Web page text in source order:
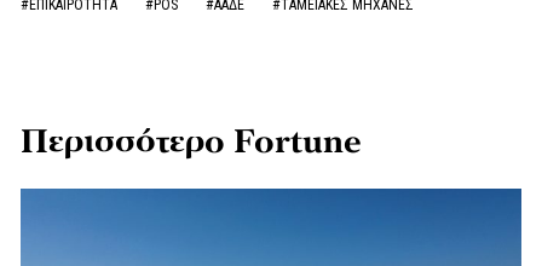
#ΕΠΙΚΑΙΡΟΤΗΤΑ #POS #ΑΑΔΕ #ΤΑΜΕΙΑΚΕΣ ΜΗΧΑΝΕΣ
Περισσότερο Fortune